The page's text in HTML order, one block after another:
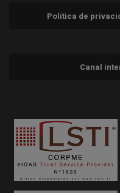
Política de
Canal